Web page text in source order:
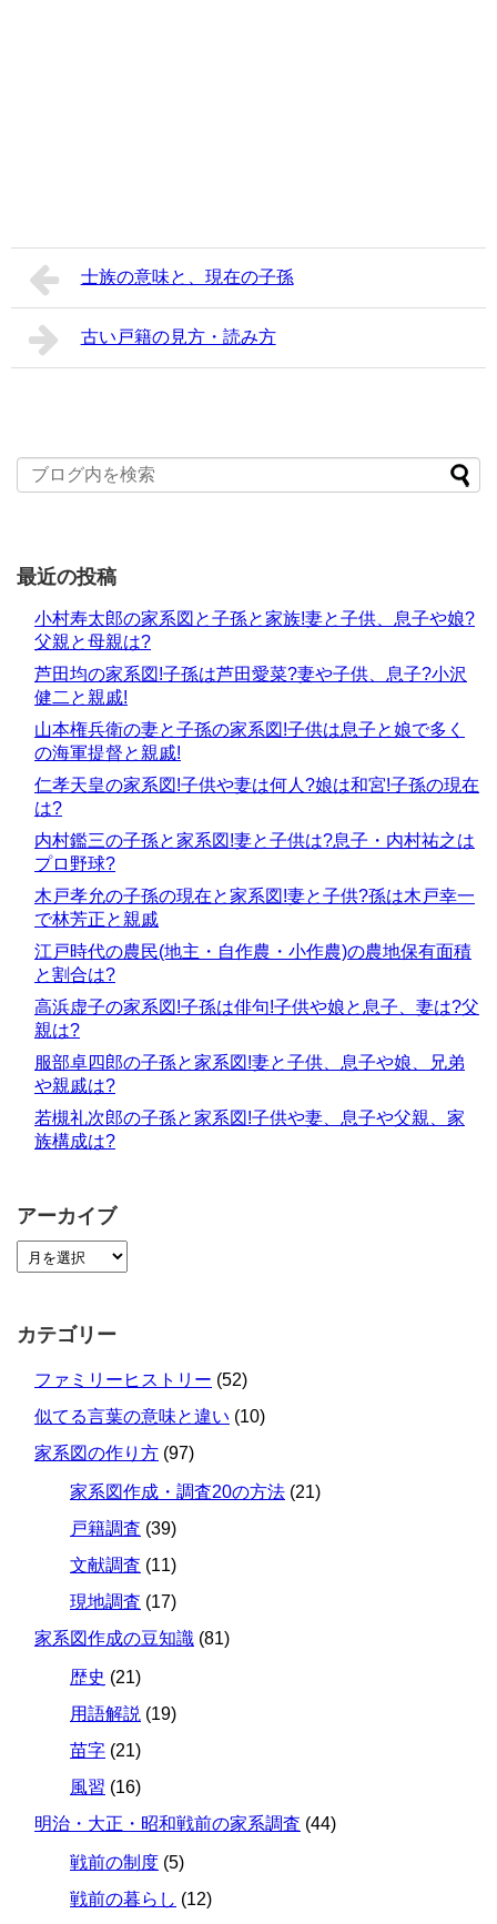
士族の意味と、現在の子孫
古い戸籍の見方・読み方
最近の投稿
小村寿太郎の家系図と子孫と家族!妻と子供、息子や娘?
父親と母親は?
芦田均の家系図!子孫は芦田愛菜?妻や子供、息子?小沢
健二と親戚!
山本権兵衛の妻と子孫の家系図!子供は息子と娘で多く
の海軍提督と親戚!
仁孝天皇の家系図!子供や妻は何人?娘は和宮!子孫の現在
は?
内村鑑三の子孫と家系図!妻と子供は?息子・内村祐之は
プロ野球?
木戸孝允の子孫の現在と家系図!妻と子供?孫は木戸幸一
で林芳正と親戚
江戸時代の農民(地主・自作農・小作農)の農地保有面積
と割合は?
高浜虚子の家系図!子孫は俳句!子供や娘と息子、妻は?父
親は?
服部卓四郎の子孫と家系図!妻と子供、息子や娘、兄弟
や親戚は?
若槻礼次郎の子孫と家系図!子供や妻、息子や父親、家
族構成は?
アーカイブ
カテゴリー
ファミリーヒストリー (52)
似てる言葉の意味と違い (10)
家系図の作り方 (97)
家系図作成・調査20の方法 (21)
戸籍調査 (39)
文献調査 (11)
現地調査 (17)
家系図作成の豆知識 (81)
歴史 (21)
用語解説 (19)
苗字 (21)
風習 (16)
明治・大正・昭和戦前の家系調査 (44)
戦前の制度 (5)
戦前の暮らし (12)